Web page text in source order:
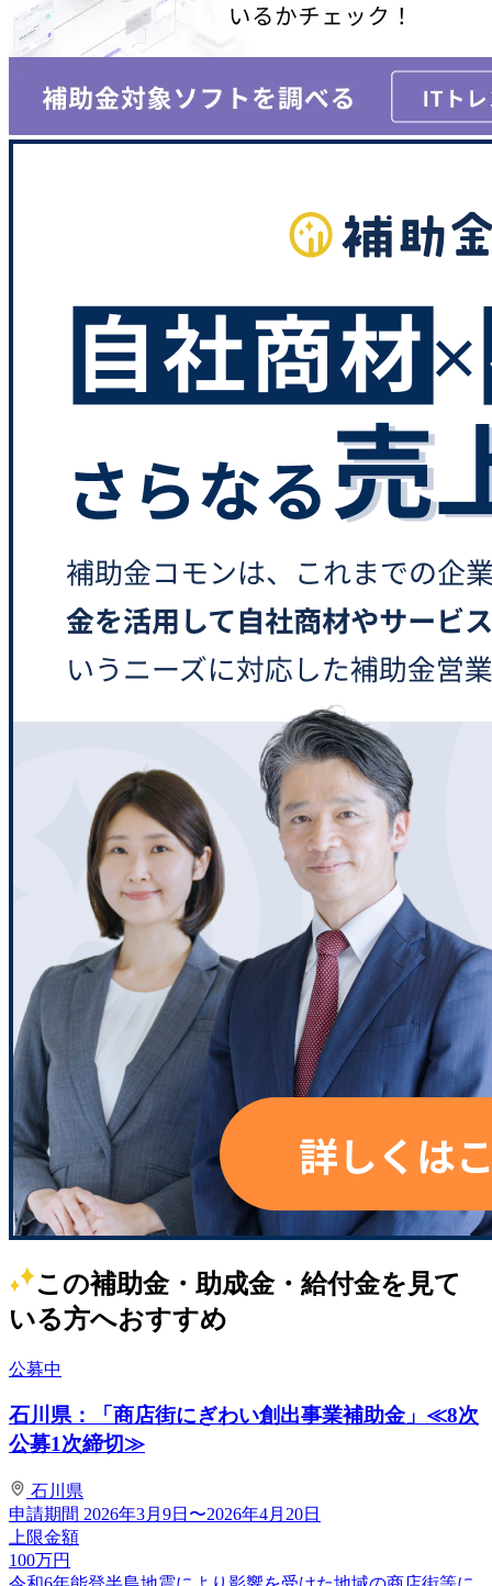
この補助金・助成金・給付金を見て
いる方へおすすめ
公募中
石川県：「商店街にぎわい創出事業補助金」≪8次
公募1次締切≫
石川県
申請期間 2026年3月9日〜2026年4月20日
上限金額
100万円